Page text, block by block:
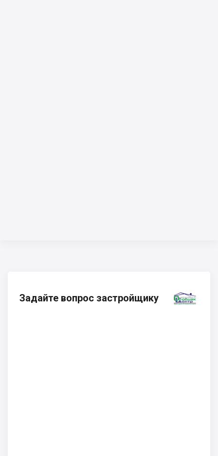
Задайте вопрос застройщику